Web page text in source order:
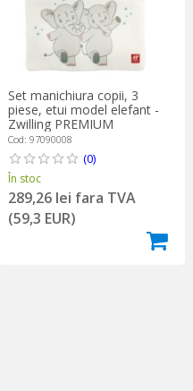
Set manichiura copii, 3
piese, etui model elefant -
Zwilling PREMIUM
Cod: 97090008
(0)
În stoc
289,26 lei fara TVA
(59,3 EUR)